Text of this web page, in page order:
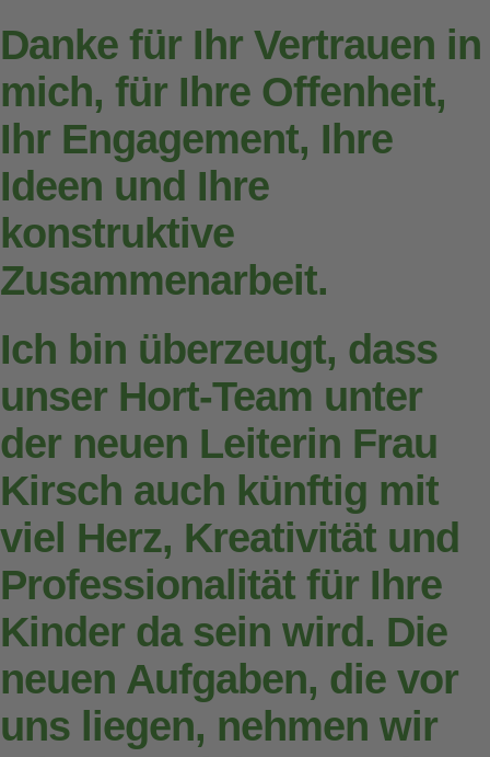
Danke für Ihr Vertrauen in
mich, für Ihre Offenheit,
Ihr Engagement, Ihre
Ideen und Ihre
konstruktive
Zusammenarbeit.
Ich bin überzeugt, dass
unser Hort-Team unter
der neuen Leiterin Frau
Kirsch auch künftig mit
viel Herz, Kreativität und
Professionalität für Ihre
Kinder da sein wird. Die
neuen Aufgaben, die vor
uns liegen, nehmen wir